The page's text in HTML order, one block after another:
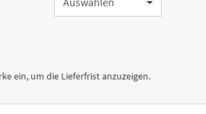
ein, um die Lieferfrist anzuzeigen.